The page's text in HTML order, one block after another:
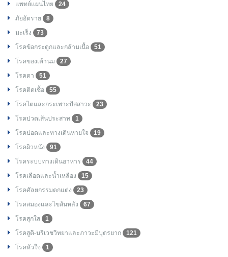
แพทย์แผนไทย
24
ภัยอัตราย
8
มะเร็ง
73
โรคข้อกระดูกและกล้ามเนื้อ
51
โรคของเต้านม
27
โรคตา
51
โรคติดเชื้อ
55
โรคไตและกระเพาะปัสสาวะ
23
โรคปวดเส้นประสาท
1
โรคปอดและทางเดินหายใจ
19
โรคผิวหนัง
91
โรคระบบทางเดินอาหาร
44
โรคเลือดและน้ำเหลือง
15
โรคศัลยกรรมตกแต่ง
23
โรคสมองและไขสันหลัง
67
โรคสุกใส
1
โรคสูติ-นรีเวชวิทยาและภาวะมีบุตรยาก
121
โรคหัวใจ
1